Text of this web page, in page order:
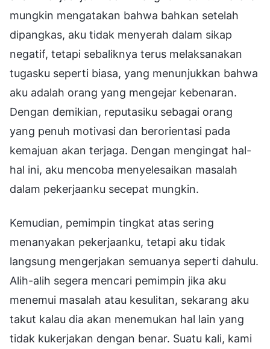
mungkin mengatakan bahwa bahkan setelah
dipangkas, aku tidak menyerah dalam sikap
negatif, tetapi sebaliknya terus melaksanakan
tugasku seperti biasa, yang menunjukkan bahwa
aku adalah orang yang mengejar kebenaran.
Dengan demikian, reputasiku sebagai orang
yang penuh motivasi dan berorientasi pada
kemajuan akan terjaga. Dengan mengingat hal-
hal ini, aku mencoba menyelesaikan masalah
dalam pekerjaanku secepat mungkin.
Kemudian, pemimpin tingkat atas sering
menanyakan pekerjaanku, tetapi aku tidak
langsung mengerjakan semuanya seperti dahulu.
Alih-alih segera mencari pemimpin jika aku
menemui masalah atau kesulitan, sekarang aku
takut kalau dia akan menemukan hal lain yang
tidak kukerjakan dengan benar. Suatu kali, kami